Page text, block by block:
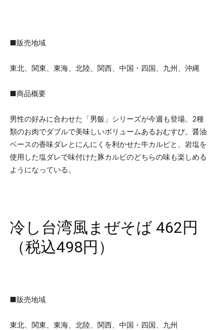
■販売地域
東北、関東、東海、北陸、関西、中国・四国、九州、沖縄
■商品概要
男性の好みに合わせた「男飯」シリーズが今週も登場。2種
類のお肉でダブルで美味しいボリュームあるおむすび。醤油
ベースの香味ダレとにんにくを利かせた牛カルビと、岩塩を
使用した塩ダレで味付けた豚カルビのどちらの味も楽しめる
ようになっている。
冷し台湾風まぜそば 462円
（税込498円）
■販売地域
東北、関東、東海、北陸、関西、中国・四国、九州